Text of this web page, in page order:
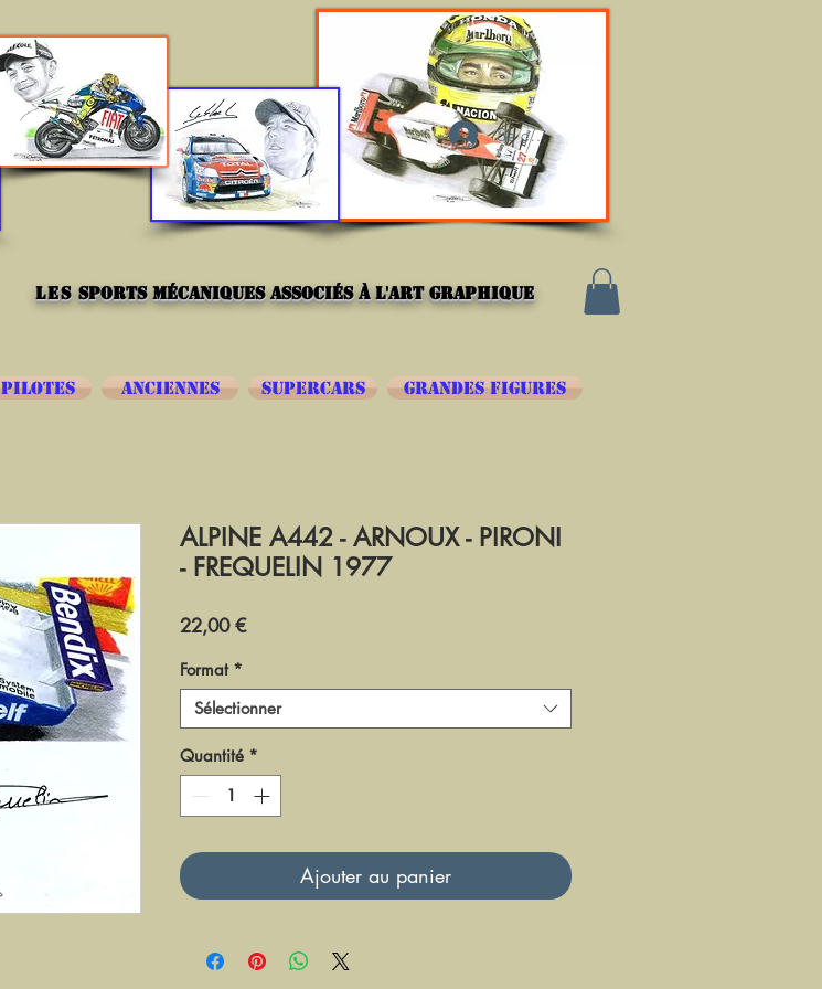
Se connecter
lessports mécaniques associés à l'art graphique
ALPINE A442 - ARNOUX - PIRONI
- FREQUELIN 1977
22,00 €Prix
Format *
Sélectionner
Quantité *
Ajouter au panier
SUPERCARS
ANCIENNES
PILOTES GRANDES FIGURES